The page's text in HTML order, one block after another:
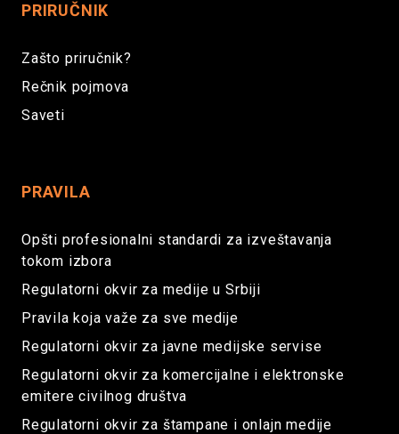
PRIRUČNIK
Zašto priručnik?
Rečnik pojmova
Saveti
PRAVILA
Opšti profesionalni standardi za izveštavanja
tokom izbora
Regulatorni okvir za medije u Srbiji
Pravila koja važe za sve medije
Regulatorni okvir za javne medijske servise
Regulatorni okvir za komercijalne i elektronske
emitere civilnog društva
Regulatorni okvir za štampane i onlajn medije